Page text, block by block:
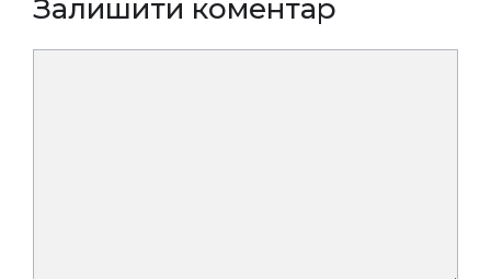
Залишити коментар